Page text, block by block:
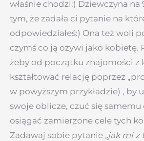
właśnie chodzi:) Dziewczyna na
tym, że zadała ci pytanie na
odpowiedziałeś:) Ona też woli
czymś co ją ożywi jako kobietę.
żeby od początku znajomości z
kształtować relację poprzez
w powyższym przykładzie) , by
swoje oblicze, czuć się samemu
osiągać zamierzone cele tych
Zadawaj sobie pytanie „jak mi z